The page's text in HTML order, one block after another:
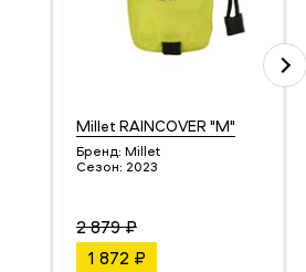
Millet RAINCOVER "M"
Бренд: Millet
Сезон: 2023
2 879 ₽
1 872 ₽